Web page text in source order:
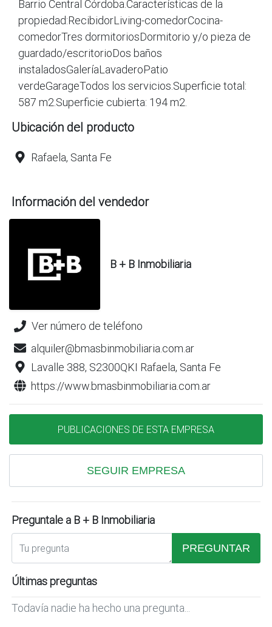
Barrio Central Córdoba.Características de la
propiedad:RecibidorLiving-comedorCocina-
comedorTres dormitoriosDormitorio y/o pieza de
guardado/escritorioDos baños
instaladosGaleríaLavaderoPatio
verdeGarageTodos los servicios.Superficie total:
587 m2.Superficie cubierta: 194 m2.
Ubicación del producto
Rafaela, Santa Fe
Información del vendedor
B + B Inmobiliaria
Ver número de teléfono
alquiler@bmasbinmobiliaria.com.ar
Lavalle 388, S2300QKI Rafaela, Santa Fe
https://www.bmasbinmobiliaria.com.ar
PUBLICACIONES DE ESTA EMPRESA
SEGUIR EMPRESA
Preguntale a B + B Inmobiliaria
PREGUNTAR
Últimas preguntas
Todavía nadie ha hecho una pregunta...